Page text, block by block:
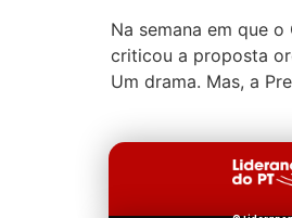
Na semana em que
criticou a proposta
Um drama. Mas, a